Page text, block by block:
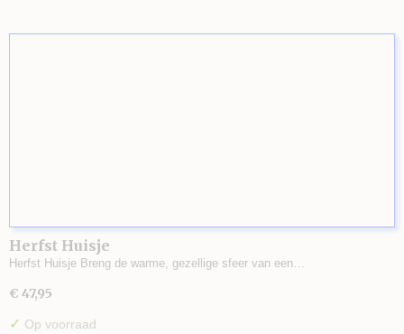
Herfst Huisje
Herfst Huisje Breng de warme, gezellige sfeer van een…
€ 47,95
✓ Op voorraad